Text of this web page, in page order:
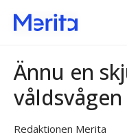
Skjutningar
Ännu en
Redaktionen Merita